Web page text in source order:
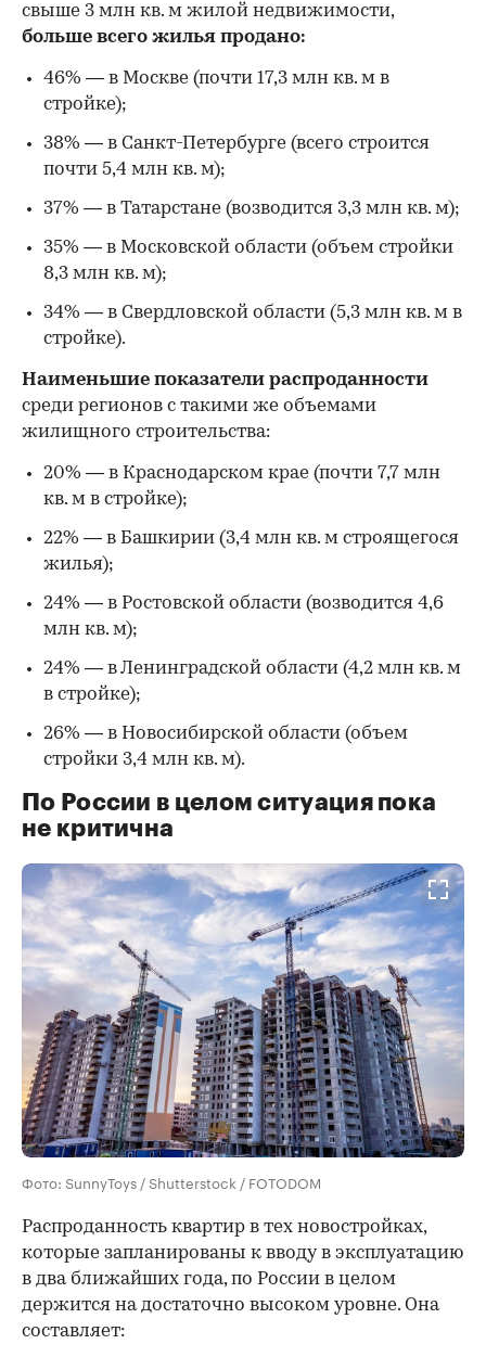
свыше 3 млн кв. м жилой недвижимости,
больше всего жилья продано:
46% — в Москве (почти 17,3 млн кв. м в
стройке);
38% — в Санкт-Петербурге (всего строится
почти 5,4 млн кв. м);
37% — в Татарстане (возводится 3,3 млн кв. м);
35% — в Московской области (объем стройки
8,3 млн кв. м);
34% — в Свердловской области (5,3 млн кв. м в
стройке).
Наименьшие показатели распроданности
среди регионов с такими же объемами
жилищного строительства:
20% — в Краснодарском крае (почти 7,7 млн
кв. м в стройке);
22% — в Башкирии (3,4 млн кв. м строящегося
жилья);
24% — в Ростовской области (возводится 4,6
млн кв. м);
24% — в Ленинградской области (4,2 млн кв. м
в стройке);
26% — в Новосибирской области (объем
стройки 3,4 млн кв. м).
По России в целом ситуация пока
не критична
Фото: SunnyToys / Shutterstock / FOTODOM
Распроданность квартир в тех новостройках,
которые запланированы к вводу в эксплуатацию
в два ближайших года, по России в целом
держится на достаточно высоком уровне. Она
составляет: